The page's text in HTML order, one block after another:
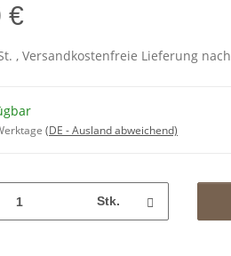
€
, Versandkostenfreie Lieferung nach
(DE - Ausland abweichend)
Stk.